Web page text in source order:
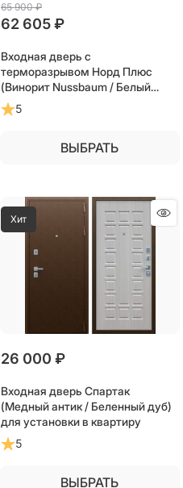
65 900 ₽
62 605 ₽
Входная дверь с
терморазрывом Норд Плюс
(Винорит Nussbaum / Белый
софт) для частного загородного
дома и дачи
5
ВЫБРАТЬ
Хит
26 000 ₽
Входная дверь Спартак
(Медный антик / Беленный дуб)
для установки в квартиру
5
ВЫБРАТЬ